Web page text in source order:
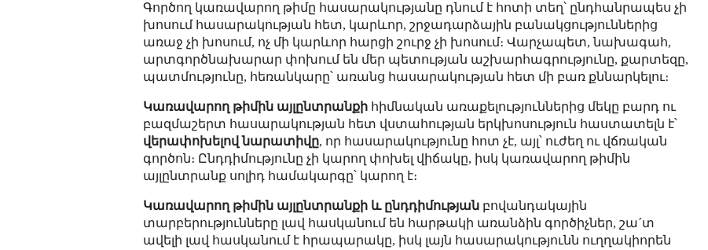
Գործող կառավարող թիմը հասարակությանը դնում է հոտի տեղ՝ ընդհանրապես չի
խոսում հասարակության հետ, կարևոր, շրջադարձային բանակցություններից
առաջ չի խոսում, ոչ մի կարևոր հարցի շուրջ չի խոսում։ Վարչապետ, նախագահ,
արտգործնախարար փոխում են մեր պետության աշխարհագրությունը, քարտեզը,
պատմությունը, հեռանկարը՝ առանց հասարակության հետ մի բառ քննարկելու։
Կառավարող թիմին այլընտրանքի հիմնական առաքելություններից մեկը բարդ ու
բազմաշերտ հասարակության հետ վստահության երկխոսություն հաստատելն է՝
վերափոխելով նարատիվը, որ հասարակությունը հոտ չէ, այլ՝ ուժեղ ու վճռական
գործոն։ Ընդդիմությունը չի կարող փոխել վիճակը, իսկ կառավարող թիմին
այլընտրանք սոլիդ համակարգը՝ կարող է։
Կառավարող թիմին այլընտրանքի և ընդդիմության բովանդակային
տարբերությունները լավ հասկանում են հարթակի առանձին գործիչներ, շա´տ
ավելի լավ հասկանում է հրապարակը, իսկ լայն հասարակությունն ուղղակիորեն